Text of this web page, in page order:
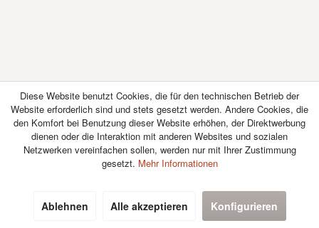
Callback-Service
Shop Service
Newsletter
Diese Website benutzt Cookies, die für den technischen Betrieb der
Website erforderlich sind und stets gesetzt werden. Andere Cookies, die
den Komfort bei Benutzung dieser Website erhöhen, der Direktwerbung
dienen oder die Interaktion mit anderen Websites und sozialen
Netzwerken vereinfachen sollen, werden nur mit Ihrer Zustimmung
gesetzt. Mehr Informationen
Ablehnen Alle akzeptieren Konfigurieren
aus7 Bewertungen bei: google.com, shopvote.de ⓘ
Informationen zur Echtheit der Bewertungen